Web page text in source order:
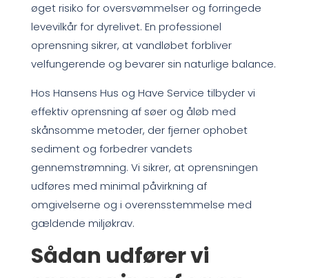
øget risiko for oversvømmelser og forringede
levevilkår for dyrelivet. En professionel
oprensning sikrer, at vandløbet forbliver
velfungerende og bevarer sin naturlige balance.
Hos Hansens Hus og Have Service tilbyder vi
effektiv oprensning af søer og åløb med
skånsomme metoder, der fjerner ophobet
sediment og forbedrer vandets
gennemstrømning. Vi sikrer, at oprensningen
udføres med minimal påvirkning af
omgivelserne og i overensstemmelse med
gældende miljøkrav.
Sådan udfører vi